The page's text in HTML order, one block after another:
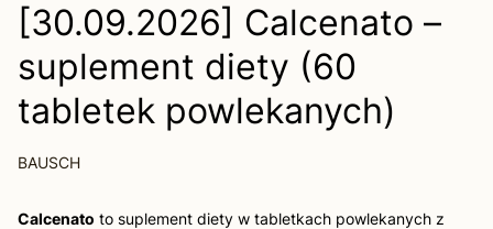
[30.09.2026] Calcenato –
suplement diety (60
tabletek powlekanych)
BAUSCH
Calcenato to suplement diety w tabletkach powlekanych z